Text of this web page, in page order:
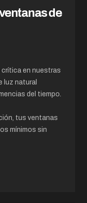
de
crítica en nuestras
luz natural
del tiempo.
tus ventanas
mínimos sin